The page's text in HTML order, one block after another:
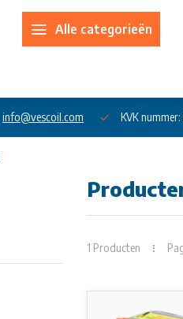
Alle categorieën
info@vescoil.com KVK
1 Producten